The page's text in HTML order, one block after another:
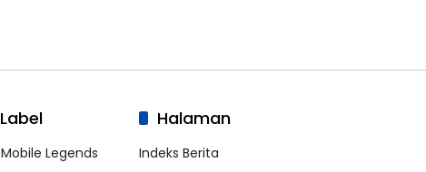
Label
Mobile Legends
Halaman
Indeks Berita